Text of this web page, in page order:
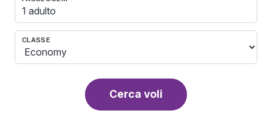
1 adulto
CLASSE
Cerca voli